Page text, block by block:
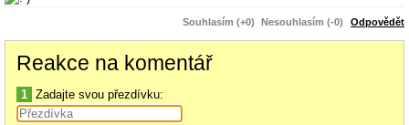
Souhlasím (+0) Nesouhlasím (-0) Odpovědět
Reakce na komentář
1 Zadajte svou přezdívku: